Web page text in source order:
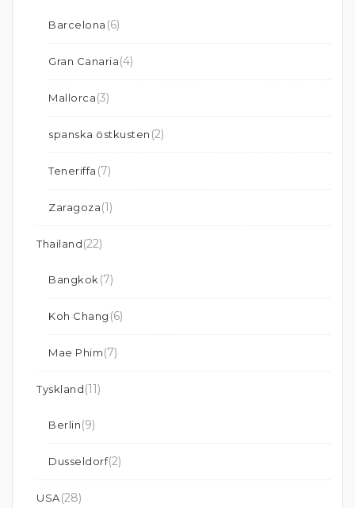
Barcelona (6)
Gran Canaria(4)
Mallorca(3)
spanska östkusten (2)
Teneriffa (7)
Zaragoza(1)
Thailand(22)
Bangkok (7)
Koh Chang (6)
Mae Phim(7)
Tyskland(11)
Berlin(9)
Dusseldorf(2)
USA(28)